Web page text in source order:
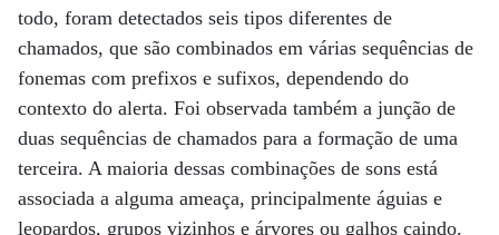
todo, foram detectados seis tipos diferentes de
chamados, que são combinados em várias sequências de
fonemas com prefixos e sufixos, dependendo do
contexto do alerta. Foi observada também a junção de
duas sequências de chamados para a formação de uma
terceira. A maioria dessas combinações de sons está
associada a alguma ameaça, principalmente águias e
leopardos, grupos vizinhos e árvores ou galhos caindo.